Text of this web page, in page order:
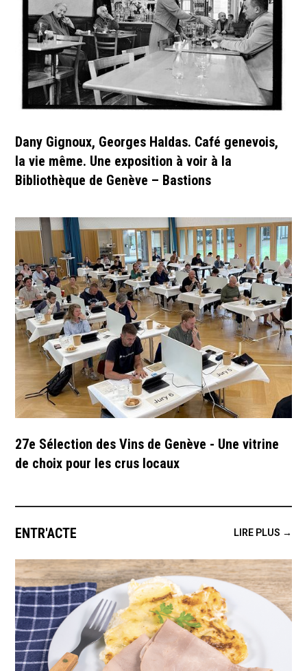
Dany Gignoux, Georges Haldas. Café genevois,
la vie même. Une exposition à voir à la
Bibliothèque de Genève – Bastions
27e Sélection des Vins de Genève - Une vitrine
de choix pour les crus locaux
ENTR'ACTE LIRE PLUS →